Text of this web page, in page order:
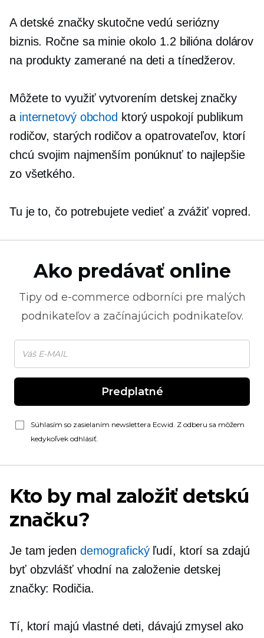
A detské značky skutočne vedú seriózny
biznis. Ročne sa minie okolo 1.2 bilióna dolárov
na produkty zamerané na deti a tínedžerov.
Môžete to využiť vytvorením detskej značky
a internetový obchod ktorý uspokojí publikum
rodičov, starých rodičov a opatrovateľov, ktorí
chcú svojim najmenším ponúknuť to najlepšie
zo všetkého.
Tu je to, čo potrebujete vedieť a zvážiť vopred.
Ako predávať online
Tipy od e-commerce odborníci pre malých
podnikateľov a začínajúcich podnikateľov.
Predplatné
Súhlasím so zasielaním newslettera Ecwid. Z odberu sa môžem
kedykoľvek odhlásiť.
Kto by mal založiť detskú
značku?
Je tam jeden demografickýľudí, ktorí sa zdajú
byť obzvlášť vhodní na založenie detskej
značky: Rodičia.
Tí, ktorí majú vlastné deti, dávajú zmysel ako